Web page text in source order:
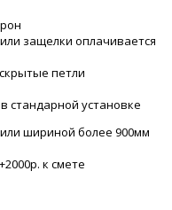
защелки оплачивается
петли
стандарной установке
шириной более 900мм
к смете